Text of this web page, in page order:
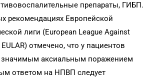
препараты, ГИБП.
рекомендациях Европейской
лиги (European League Against
отмечено, что у пациентов
значимым аксиальным поражением
ответом на НПВП следует